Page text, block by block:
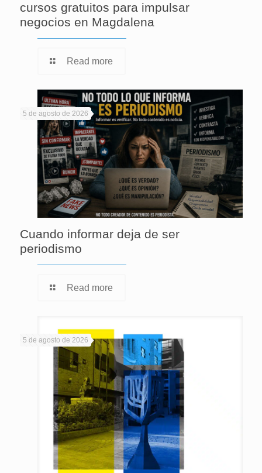
cursos gratuitos para impulsar
negocios en Magdalena
Read more
5 de agosto de 2026
Cuando informar deja de ser
periodismo
Read more
5 de agosto de 2026